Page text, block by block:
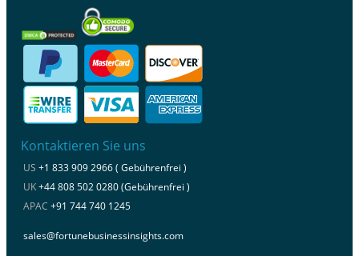
Kontaktieren Sie uns
US +1 833 909 2966 ( Gebührenfrei )
UK+44 808 502 0280 (Gebührenfrei )
APAC +91 744 740 1245
sales@fortunebusinessinsights.com